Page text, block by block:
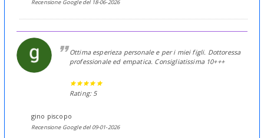
Recensione Google del 18-06-2026
Ottima esperieza personale e per i miei figli. Dottoressa
professionale ed empatica. Consigliatissima 10+++
Rating: 5
gino piscopo
Recensione Google del 09-01-2026